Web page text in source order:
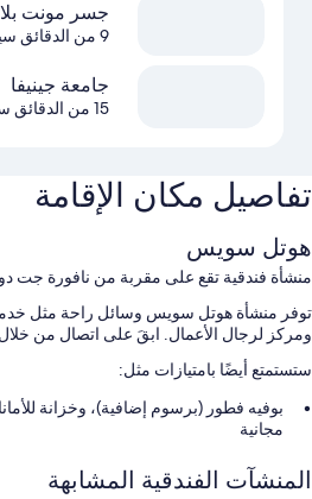
جسر مونت
9 من الدقائق سيرًا على الأقدام
جامعة جينيفا
15 من الدقائق سيرًا على الأقدام
تفاصيل مكان الإقامة
هوتل سويس
منشأة فندقية تقع على مقربة من نافورة جت دو
توفر منشأة هوتل سويس وسائل راحة مثل
ومركز لرجال الأعمال. ابقَ على اتصال من
ستستمتع أيضًا بامتيازات مثل:
بوفيه فطور (برسوم إضافية)، وخزانة
مجانية
مصعد، وفريق عمل يجيد التحدث بعدة لغات،
المنشآت الفندقية المشابهة